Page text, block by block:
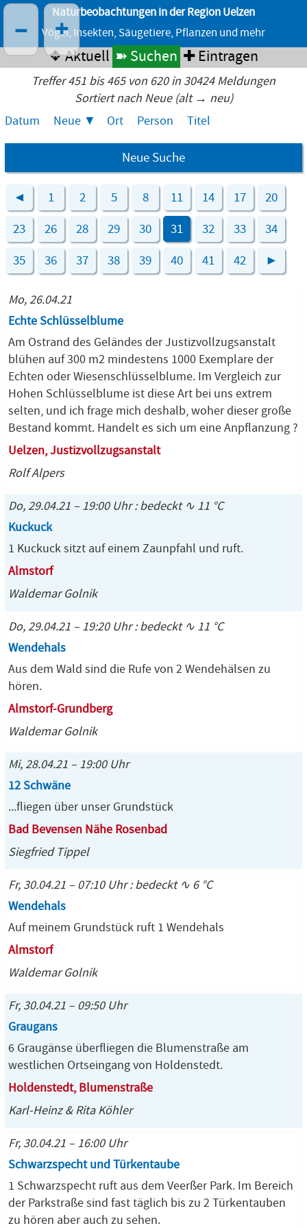
Naturbeobachtungen in der Region Uelzen
Vögel, Insekten, Säugetiere, Pflanzen und mehr
❖ Aktuell ➽ Suchen ✚ Eintragen
Treffer 451 bis 465 von 620 in 30424 Meldungen
Sortiert nach Neue (alt → neu)
Datum
Neue Ort Person Titel
Neue Suche
◄ 1 2 5 8 11 14 17 20
23 26 28 29 30 31 32 33 34
35 36 37 38 39 40 41 42 ►
Mo, 26.04.21
Echte Schlüsselblume
Am Ostrand des Geländes der Justizvollzugsanstalt
blühen auf 300 m2 mindestens 1000 Exemplare der
Echten oder Wiesenschlüsselblume. Im Vergleich zur
Hohen Schlüsselblume ist diese Art bei uns extrem
selten, und ich frage mich deshalb, woher dieser große
Bestand kommt. Handelt es sich um eine Anpflanzung ?
Uelzen, Justizvollzugsanstalt
Rolf Alpers
Do, 29.04.21 – 19:00 Uhr : bedeckt ∿ 11 °C
Kuckuck
1 Kuckuck sitzt auf einem Zaunpfahl und ruft.
Almstorf
Waldemar Golnik
Do, 29.04.21 – 19:20 Uhr : bedeckt ∿ 11 °C
Wendehals
Aus dem Wald sind die Rufe von 2 Wendehälsen zu
hören.
Almstorf-Grundberg
Waldemar Golnik
Mi, 28.04.21 – 19:00 Uhr
12 Schwäne
...fliegen über unser Grundstück
Bad Bevensen Nähe Rosenbad
Siegfried Tippel
Fr, 30.04.21 – 07:10 Uhr : bedeckt ∿ 6 °C
Wendehals
Auf meinem Grundstück ruft 1 Wendehals
Almstorf
Waldemar Golnik
Fr, 30.04.21 – 09:50 Uhr
Graugans
6 Graugänse überfliegen die Blumenstraße am
westlichen Ortseingang von Holdenstedt.
Holdenstedt, Blumenstraße
Karl-Heinz & Rita Köhler
Fr, 30.04.21 – 16:00 Uhr
Schwarzspecht und Türkentaube
1 Schwarzspecht ruft aus dem Veerßer Park. Im Bereich
der Parkstraße sind fast täglich bis zu 2 Türkentauben
zu hören aber auch zu sehen.
– +